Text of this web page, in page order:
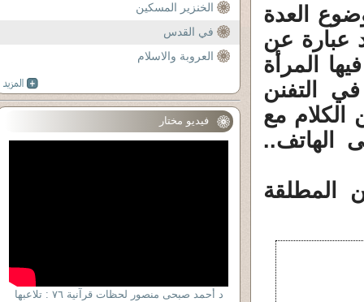
العدة
عبارة عن
المرأة
التفنن
الكلام مع
الهاتف..
المطلقة
الخنزير المسكين
في القدس
العروبة والاسلام
فيديو مختار
د أحمد صبحى منصور لحظات قرآنية ٧٦ : تلاعبها